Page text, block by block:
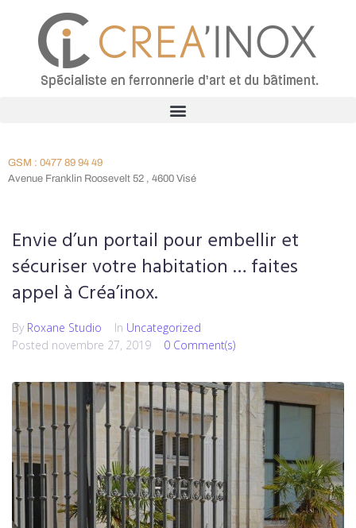
GSM : 0477 89 94 49
Avenue Franklin Roosevelt 52 , 4600 Visé
Envie d’un portail pour embellir et
sécuriser votre habitation … faites
appel à Créa’inox.
By Roxane Studio In Uncategorized
Posted novembre 27, 2019 0 Comment(s)